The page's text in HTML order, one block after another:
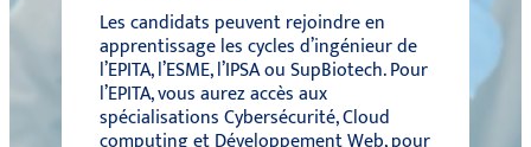
Les candidats peuvent rejoindre en
apprentissage les cycles d’ingénieur de
l’EPITA, l’ESME, l’IPSA ou SupBiotech. Pour
l’EPITA, vous aurez accès aux
spécialisations Cybersécurité, Cloud